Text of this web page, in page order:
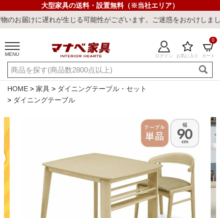
大型家具の送料・設置無料（※当社エリア）
れが生じる可能性がございます。ご迷惑をおかけしまして誠に申し
MENU ログイン お気に入り カート
0
ご利用ガイド 新規会員登録
店舗一覧 閲覧履歴
よくある質問
冷感寝具 ワークデスク ウィルトンラ
HOME 家具
ダイニングテーブル・セット
ダイニングテーブル